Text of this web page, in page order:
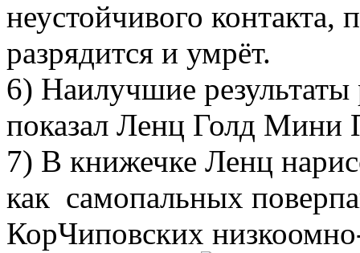
неустойчивого контакта,
разрядится и умрёт.
6) Наилучшие
показал Ленц Голд
7) В книжечке Ленц
как самопальных
КорЧиповских